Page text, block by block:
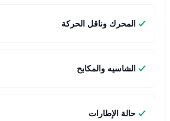
المحرك وناقل الحركة
الشاسيه والمكابح
حالة الإطارات